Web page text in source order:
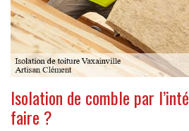
Isolation de comble par
faire ?